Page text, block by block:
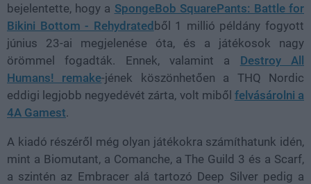
bejelentette, hogy a SpongeBob SquarePants: Battle for
Bikini Bottom - Rehydratedből 1 millió példány fogyott
június 23-ai megjelenése óta, és a játékosok nagy
örömmel fogadták. Ennek, valamint a Destroy All
Humans! remake-jének köszönhetően a THQ Nordic
eddigi legjobb negyedévét zárta, volt miből felvásárolni a
4A Gamest.
A kiadó részéről még olyan játékokra számíthatunk idén,
mint a Biomutant, a Comanche, a The Guild 3 és a Scarf,
a szintén az Embracer alá tartozó Deep Silver pedig a